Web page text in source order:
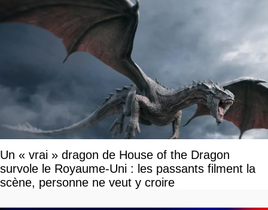
Un « vrai » dragon de House of the Dragon
survole le Royaume-Uni : les passants filment la
scène, personne ne veut y croire